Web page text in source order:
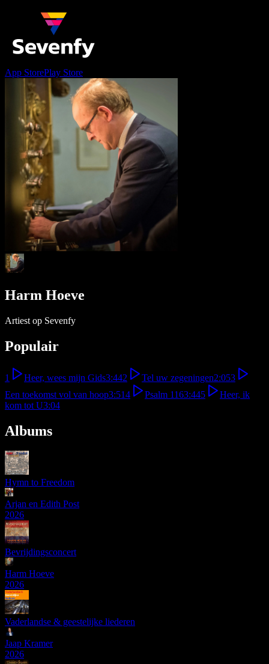
App StorePlay Store
Harm Hoeve
Artiest op Sevenfy
Populair
1 Heer, wees mijn Gids3:442 Tel uw zegeningen2:053
Een toekomst vol van hoop3:514 Psalm 1163:445
Heer, ik
kom tot U3:04
Albums
Hymn to Freedom
Arjan en Edith Post
2026
Bevrijdingsconcert
Harm Hoeve
2026
Vaderlandse & geestelijke liederen
Jaap Kramer
2026